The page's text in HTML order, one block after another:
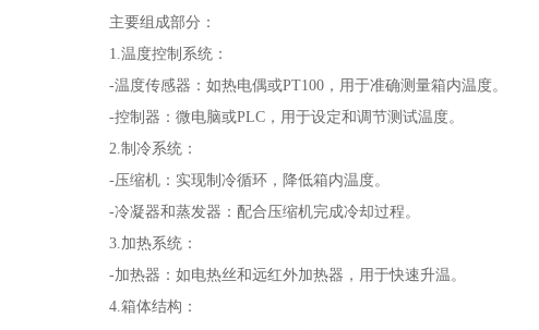
主要组成部分：
1.温度控制系统：
-温度传感器：如热电偶或PT100，用于准确测量箱内温度。
-控制器：微电脑或PLC，用于设定和调节测试温度。
2.制冷系统：
-压缩机：实现制冷循环，降低箱内温度。
-冷凝器和蒸发器：配合压缩机完成冷却过程。
3.加热系统：
-加热器：如电热丝和远红外加热器，用于快速升温。
4.箱体结构：